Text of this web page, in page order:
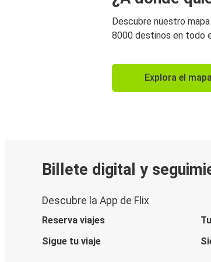
Descubre nuestro
8000 destinos en todo
Explora el mapa
Billete digital y
Descubre la App de Flix
Reserva viajes
Sigue tu viaje